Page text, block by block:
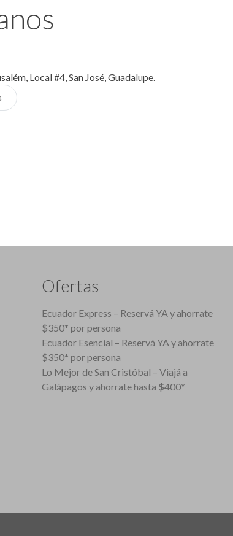
Local #4, San José, Guadalupe.
Ofertas
Ecuador Express – Reservá YA y ahorrate
$350* por persona
Ecuador Esencial – Reservá YA y ahorrate
$350* por persona
Lo Mejor de San Cristóbal – Viajá a
Galápagos y ahorrate hasta $400*